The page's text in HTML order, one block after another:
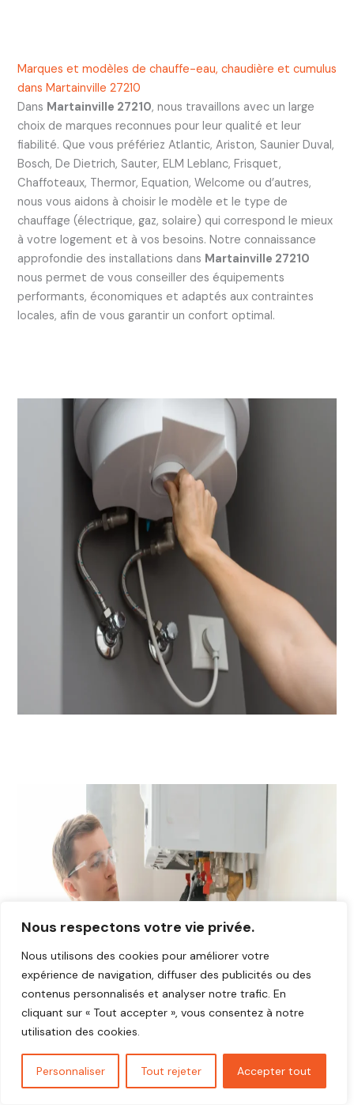
Nous respectons votre vie privée.
Nous utilisons des cookies pour améliorer votre
expérience de navigation, diffuser des publicités ou des
contenus personnalisés et analyser notre trafic. En
cliquant sur « Tout accepter », vous consentez à notre
utilisation des cookies.
Personnaliser Tout rejeter Accepter tout
Marques et modèles de chauffe-eau, chaudière et cumulus
dans Martainville 27210
Dans Martainville 27210, nous travaillons avec un large
choix de marques reconnues pour leur qualité et leur
fiabilité. Que vous préfériez Atlantic, Ariston, Saunier Duval,
Bosch, De Dietrich, Sauter, ELM Leblanc, Frisquet,
Chaffoteaux, Thermor, Equation, Welcome ou d’autres,
nous vous aidons à choisir le modèle et le type de
chauffage (électrique, gaz, solaire) qui correspond le mieux
à votre logement et à vos besoins. Notre connaissance
approfondie des installations dans Martainville 27210
nous permet de vous conseiller des équipements
performants, économiques et adaptés aux contraintes
locales, afin de vous garantir un confort optimal.